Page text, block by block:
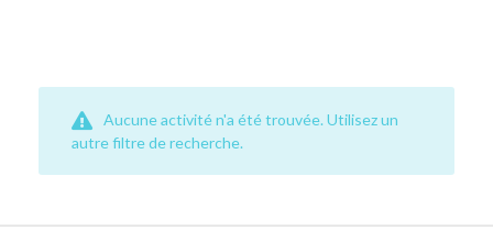
Aucune activité n'a été trouvée. Utilisez un
autre filtre de recherche.